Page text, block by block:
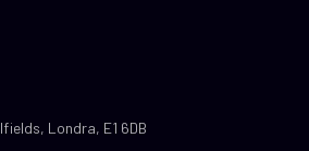
Londra, E1 6DB